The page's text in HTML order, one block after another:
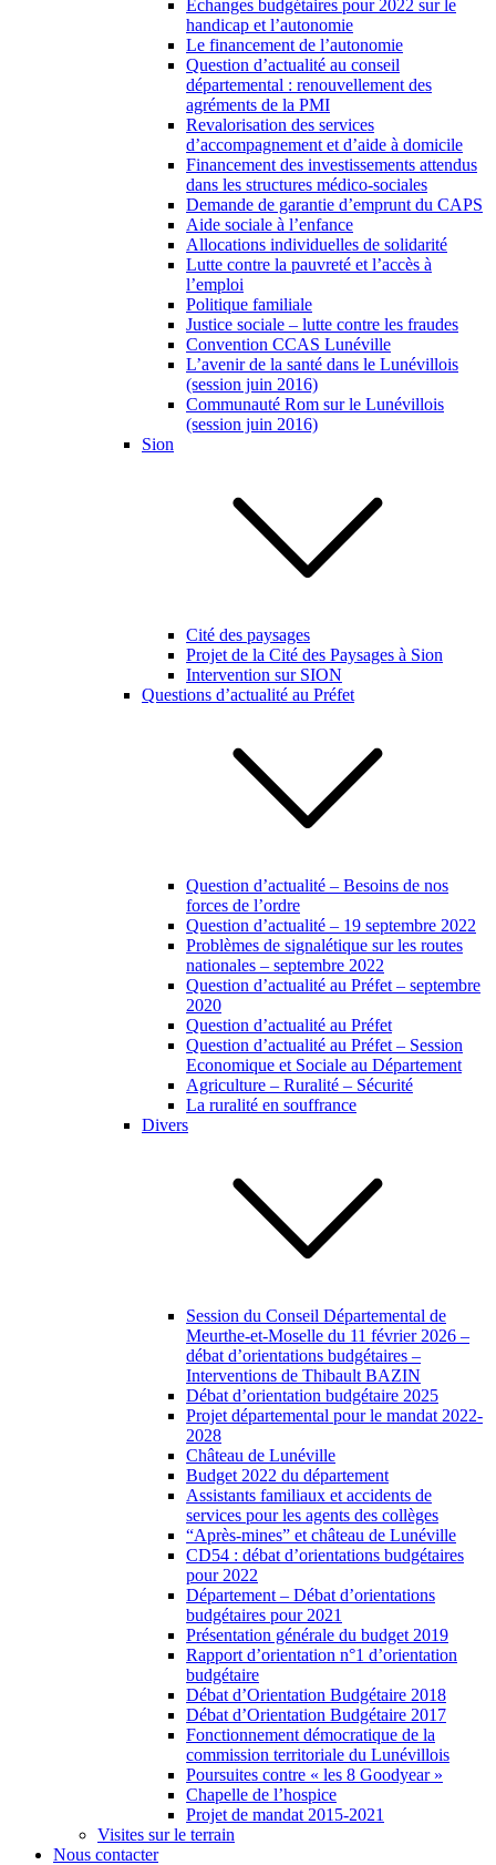
Échanges budgétaires pour 2022 sur le
handicap et l’autonomie
Le financement de l’autonomie
Question d’actualité au conseil
départemental : renouvellement des
agréments de la PMI
Revalorisation des services
d’accompagnement et d’aide à domicile
Financement des investissements attendus
dans les structures médico-sociales
Demande de garantie d’emprunt du CAPS
Aide sociale à l’enfance
Allocations individuelles de solidarité
Lutte contre la pauvreté et l’accès à
l’emploi
Politique familiale
Justice sociale – lutte contre les fraudes
Convention CCAS Lunéville
L’avenir de la santé dans le Lunévillois
(session juin 2016)
Communauté Rom sur le Lunévillois
(session juin 2016)
Sion
Cité des paysages
Projet de la Cité des Paysages à Sion
Intervention sur SION
Questions d’actualité au Préfet
Question d’actualité – Besoins de nos
forces de l’ordre
Question d’actualité – 19 septembre 2022
Problèmes de signalétique sur les routes
nationales – septembre 2022
Question d’actualité au Préfet – septembre
2020
Question d’actualité au Préfet
Question d’actualité au Préfet – Session
Economique et Sociale au Département
Agriculture – Ruralité – Sécurité
La ruralité en souffrance
Divers
Session du Conseil Départemental de
Meurthe-et-Moselle du 11 février 2026 –
débat d’orientations budgétaires –
Interventions de Thibault BAZIN
Débat d’orientation budgétaire 2025
Projet départemental pour le mandat 2022-
2028
Château de Lunéville
Budget 2022 du département
Assistants familiaux et accidents de
services pour les agents des collèges
“Après-mines” et château de Lunéville
CD54 : débat d’orientations budgétaires
pour 2022
Département – Débat d’orientations
budgétaires pour 2021
Présentation générale du budget 2019
Rapport d’orientation n°1 d’orientation
budgétaire
Débat d’Orientation Budgétaire 2018
Débat d’Orientation Budgétaire 2017
Fonctionnement démocratique de la
commission territoriale du Lunévillois
Poursuites contre « les 8 Goodyear »
Chapelle de l’hospice
Projet de mandat 2015-2021
Visites sur le terrain
Nous contacter